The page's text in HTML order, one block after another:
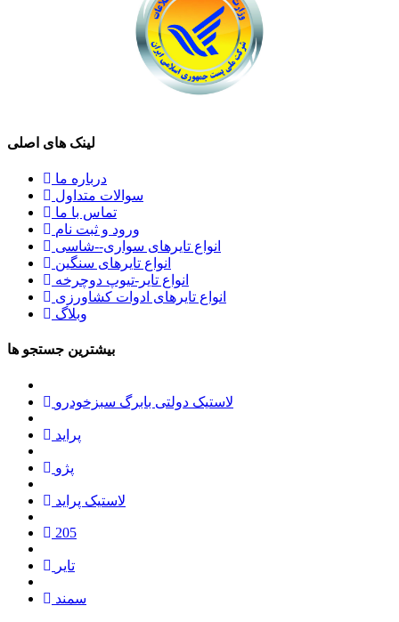
لینک های اصلی
درباره ما
سوالات متداول
تماس با ما
ورود و ثبت نام
انواع تایرهای سواری--شاسی
انواع تایرهای سنگین
انواع تایر-تیوپ دوچرخه
انواع تایرهای ادوات کشاورزی
وبلاگ
بیشترین جستجو ها
لاستیک دولتی بابرگ سبزخودرو
پراید
پژو
لاستیک پراید
205
تایر
سمند